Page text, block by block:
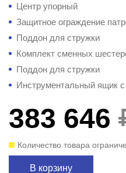
Центр упорный
Защитное ограждение
Поддон для стружки
Комплект сменных
Поддон для стружки
Инструментальный ящик
383 646
Количество товара
В корзину